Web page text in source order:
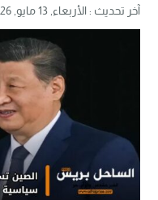
آخر تحديث :الأربعاء, 13 مايو, 2026 - 2:07 مساءً